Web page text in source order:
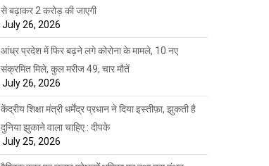
से बढ़ाकर 2 करोड़ की जाएगी
July 26, 2026
आंध्र प्रदेश में फिर बढ़ने लगे कोरोना के मामले, 10 नए
संक्रमित मिले, कुल मरीज 49, चार मौतें
July 26, 2026
केंद्रीय शिक्षा मंत्री धर्मेंद्र प्रधान ने दिया इस्तीफ़ा, झुकती है
दुनिया झुकाने वाला चाहिए : दीपके
July 25, 2026